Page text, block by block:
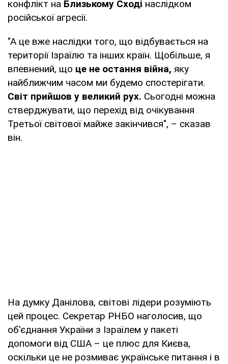
конфлікт на Близькому Сході наслідком
російської агресії.
"А це вже наслідки того, що відбувається на
території Ізраїлю та інших країн. Щобільше, я
впевнений, що це не остання війна, яку
найближчим часом ми будемо спостерігати.
Світ прийшов у великий рух. Сьогодні можна
стверджувати, що перехід від очікування
Третьої світової майже закінчився", – сказав
він.
На думку Данілова, світові лідери розуміють
цей процес. Секретар РНБО наголосив, що
об'єднання України з Ізраїлем у пакеті
допомоги від США – це плюс для Києва,
оскільки це не розмиває українське питання і в